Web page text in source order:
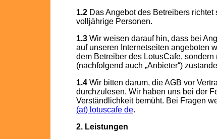
1.2 Das Angebot des Betreibers
volljährige Personen.
1.3 Wir weisen darauf hin, dass bei
auf unseren Internetseiten angeboten
dem Betreiber des LotusCafe,
(nachfolgend auch „Anbieter“)
1.4 Wir bitten darum, die AGB vor
durchzulesen. Wir haben uns bei der
Verständlichkeit bemüht. Bei Fragen
(at) lotuscafe de.
2. Leistungen